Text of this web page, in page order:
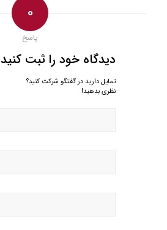
0
پاسخ
دیدگاه خود را ثبت کنید
تمایل دارید در گفتگو شرکت کنید؟
نظری بدهید!